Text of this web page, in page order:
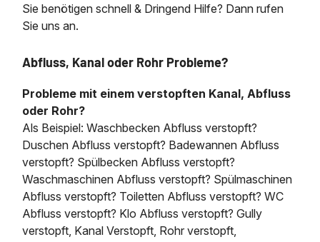
Sie benötigen schnell & Dringend Hilfe? Dann rufen
Sie uns an.
Abfluss, Kanal oder Rohr Probleme?
Probleme mit einem verstopften Kanal, Abfluss
oder Rohr?
Als Beispiel: Waschbecken Abfluss verstopft?
Duschen Abfluss verstopft? Badewannen Abfluss
verstopft? Spülbecken Abfluss verstopft?
Waschmaschinen Abfluss verstopft? Spülmaschinen
Abfluss verstopft? Toiletten Abfluss verstopft? WC
Abfluss verstopft? Klo Abfluss verstopft? Gully
verstopft, Kanal Verstopft, Rohr verstopft,